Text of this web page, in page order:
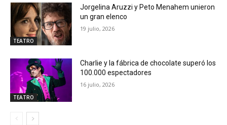
TEATRO
Jorgelina Aruzzi y Peto Menahem unieron
un gran elenco
19 julio, 2026
TEATRO
Charlie y la fábrica de chocolate superó los
100.000 espectadores
16 julio, 2026